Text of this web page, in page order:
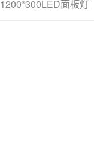
1200*300LED面板灯